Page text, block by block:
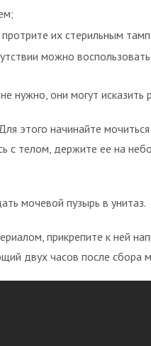
их стерильным
можно
они могут исказить
этого начинайте мочиться
с телом, держите ее на
мочевой пузырь в унитаз.
прикрепите к ней
двух часов после сбора